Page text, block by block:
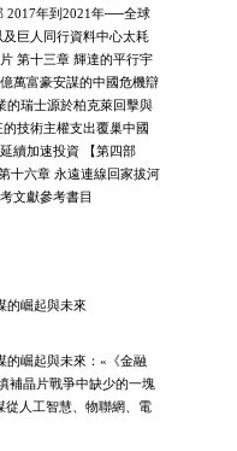
2017年到2021年──全球
巨人同行資料中心太耗
第十三章 輝達的平行宇
萬富豪安謀的中國危機辯
的瑞士源於柏克萊回擊與
技術主權支出覆巢中國
續加速投資 【第四部
十六章 永遠連線回家拔河
文獻參考書目
的崛起與未來
的崛起與未來：«《金融
補晶片戰爭中缺少的一塊
人工智慧、物聯網、電